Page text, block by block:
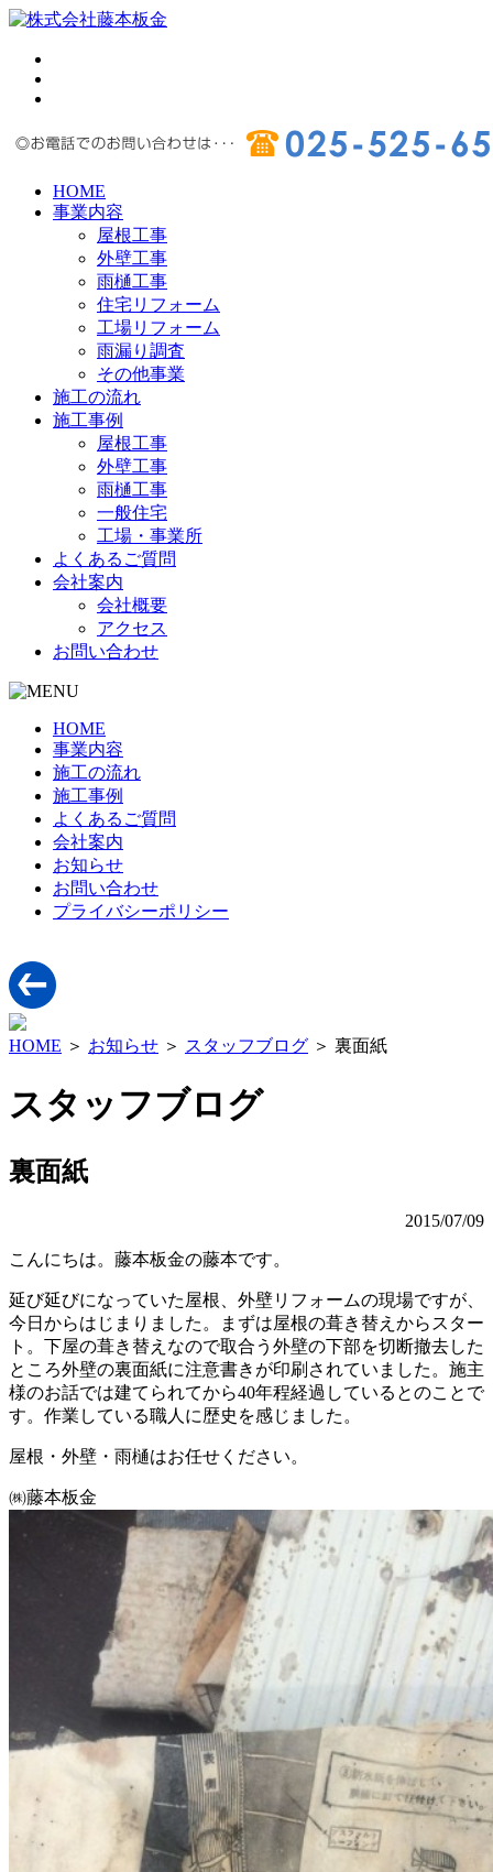
HOME
事業内容
屋根工事
外壁工事
雨樋工事
住宅リフォーム
工場リフォーム
雨漏り調査
その他事業
施工の流れ
施工事例
屋根工事
外壁工事
雨樋工事
一般住宅
工場・事業所
よくあるご質問
会社案内
会社概要
アクセス
お問い合わせ
HOME
事業内容
施工の流れ
施工事例
よくあるご質問
会社案内
お知らせ
お問い合わせ
プライバシーポリシー
HOME ＞ お知らせ ＞ スタッフブログ ＞ 裏面紙
スタッフブログ
裏面紙
2015/07/09
こんにちは。藤本板金の藤本です。
延び延びになっていた屋根、外壁リフォームの現場ですが、
今日からはじまりました。まずは屋根の葺き替えからスター
ト。下屋の葺き替えなので取合う外壁の下部を切断撤去した
ところ外壁の裏面紙に注意書きが印刷されていました。施主
様のお話では建てられてから40年程経過しているとのことで
す。作業している職人に歴史を感じました。
屋根・外壁・雨樋はお任せください。
㈱藤本板金